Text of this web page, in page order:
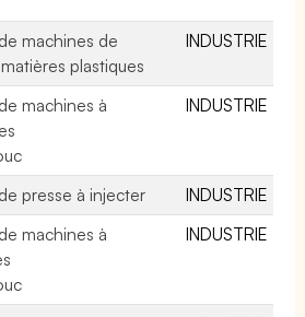
machines de
plastiques
INDUSTRIE
machines à
INDUSTRIE
presse à injecter
INDUSTRIE
machines à
INDUSTRIE